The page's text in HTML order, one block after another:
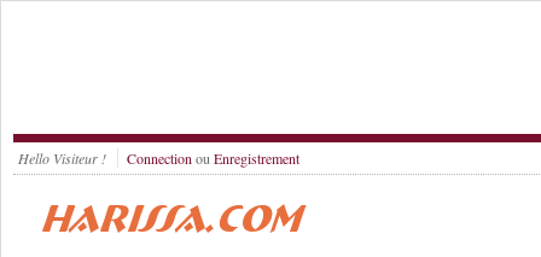
Hello Visiteur ! Connection ou Enregistrement